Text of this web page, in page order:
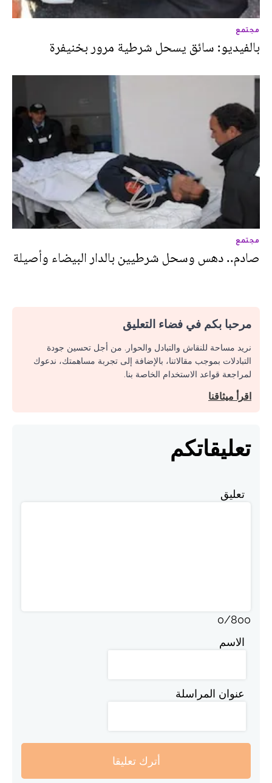
مجتمع
بالفيديو: سائق يسحل شرطية مرور بخنيفرة
مجتمع
صادم.. دهس وسحل شرطيين بالدار البيضاء وأصيلة
مرحبا بكم في فضاء التعليق
نريد مساحة للنقاش والتبادل والحوار. من أجل تحسين جودة
التبادلات بموجب مقالاتنا، بالإضافة إلى تجربة مساهمتك، ندعوك
لمراجعة قواعد الاستخدام الخاصة بنا.
اقرأ ميثاقنا
تعليقاتكم
تعليق
0/800
الاسم
عنوان المراسلة
أترك تعليقا